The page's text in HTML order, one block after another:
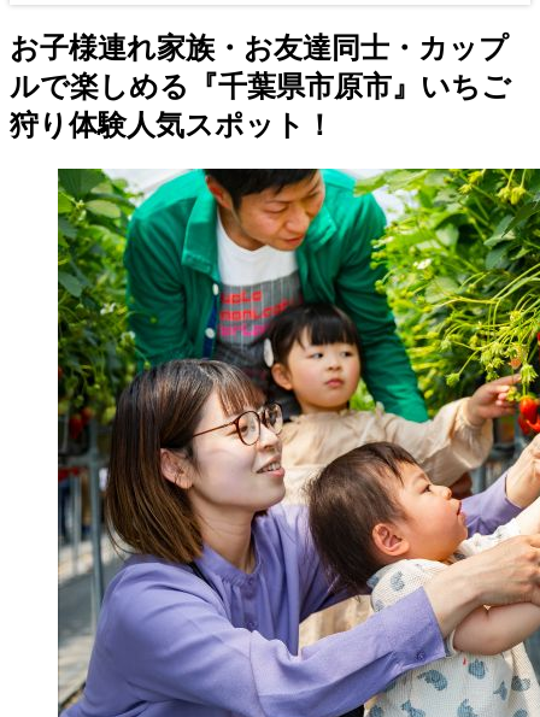
お子様連れ家族・お友達同士・カップ
ルで楽しめる『千葉県市原市』いちご
狩り体験人気スポット！